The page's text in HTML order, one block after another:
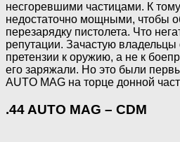
несгоревшими частицами. К
недостаточно мощными, чтобы
перезарядку пистолета. Что
репутации. Зачастую
претензии к оружию, а не к
его заряжали. Но это были
AUTO MAG на торце донной
.44 AUTO MAG – CDM